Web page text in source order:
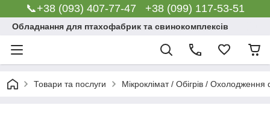
📞+38 (093) 407-77-47 +38 (099) 117-53-51
Обладнання для птахофабрик та свинокомплексів
Товари та послуги Мікроклімат / Обігрів /